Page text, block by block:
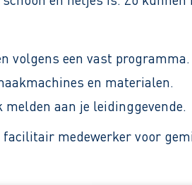
volgens een vast
en materialen.
aan je leidinggevende.
medewerker voor